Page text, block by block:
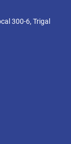
300-6, Trigal